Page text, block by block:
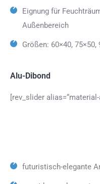
Eignung für
Außenbereich
Größen: 60×40, 75×50,
Alu-Dibond
[rev_slider alias=“material-
futuristisch-elegante